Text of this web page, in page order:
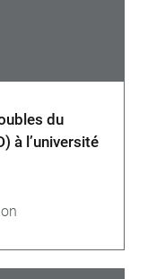
du
à l’université